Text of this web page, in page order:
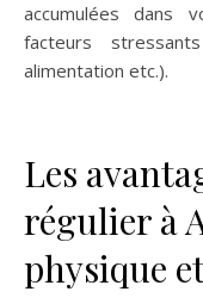
accumulées dans
facteurs
alimentation etc.).
Les
régulier à
physique